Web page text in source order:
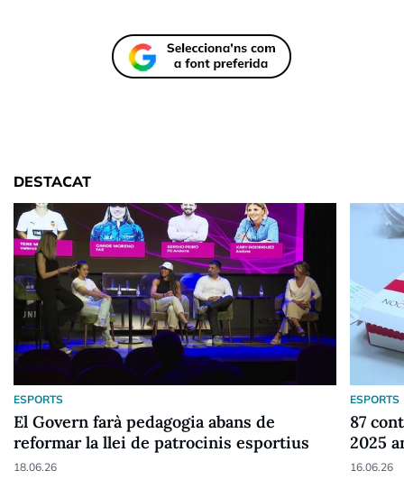
DESTACAT
ESPORTS
El Govern farà pedagogia abans de
reformar la llei de patrocinis esportius
18.06.26
ESPORTS
87
2025
16.06.26